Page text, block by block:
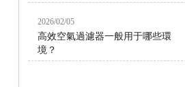
2026/02/05
高效空氣過濾器一般用于哪些環
境？